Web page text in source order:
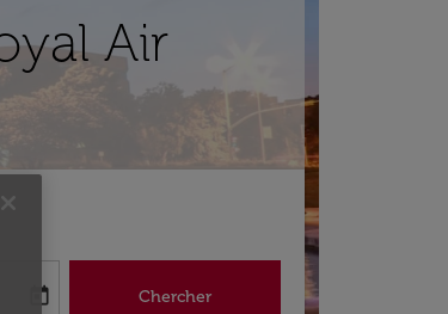
Air
aria-label
today Chercher